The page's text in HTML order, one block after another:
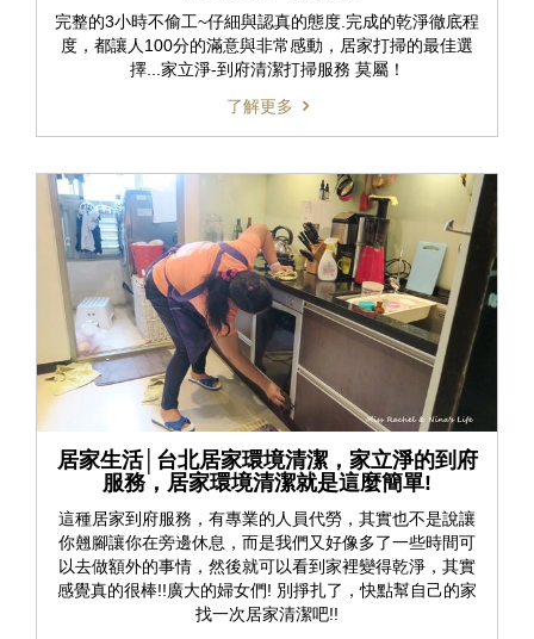
完整的3小時不偷工~仔細與認真的態度.完成的乾淨徹底程
度，都讓人100分的滿意與非常感動，居家打掃的最佳選
擇...家立淨-到府清潔打掃服務 莫屬！
了解更多
居家生活│台北居家環境清潔，家立淨的到府
服務，居家環境清潔就是這麼簡單!
這種居家到府服務，有專業的人員代勞，其實也不是說讓
你翹腳讓你在旁邊休息，而是我們又好像多了一些時間可
以去做額外的事情，然後就可以看到家裡變得乾淨，其實
感覺真的很棒!!廣大的婦女們! 別掙扎了，快點幫自己的家
找一次居家清潔吧!!